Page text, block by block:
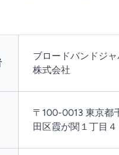
ブロードバンドジャ
株式会社
〒100-0013 東京都
田区霞が関１丁目４